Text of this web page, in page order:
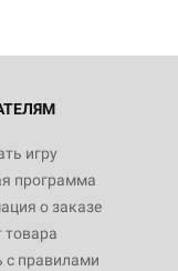
игру
программа
о заказе
товара
правилами